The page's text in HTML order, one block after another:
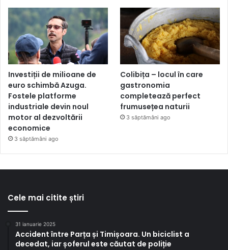
Investiții de milioane de
euro schimbă Azuga.
Fostele platforme
industriale devin noul
motor al dezvoltării
economice
3 săptămâni ago
Colibița – locul în care
gastronomia
completează perfect
frumusețea naturii
3 săptămâni ago
Cele mai citite știri
31 ianuarie 2025
Accident între Parța și Timișoara. Un biciclist a
decedat, iar șoferul este căutat de poliție